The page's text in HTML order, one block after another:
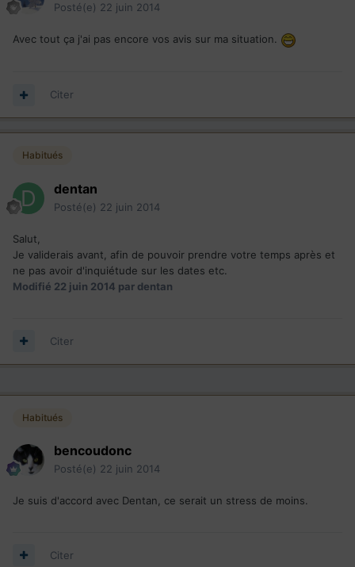
Posté(e) 22 juin 2014
Avec tout ça j'ai pas encore vos avis sur ma situation.
Citer
Habitués
dentan
Posté(e) 22 juin 2014
Salut,
Je validerais avant, afin de pouvoir prendre votre temps après et
ne pas avoir d'inquiétude sur les dates etc.
Modifié 22 juin 2014 par dentan
Citer
Habitués
bencoudonc
Posté(e) 22 juin 2014
Je suis d'accord avec Dentan, ce serait un stress de moins.
Citer